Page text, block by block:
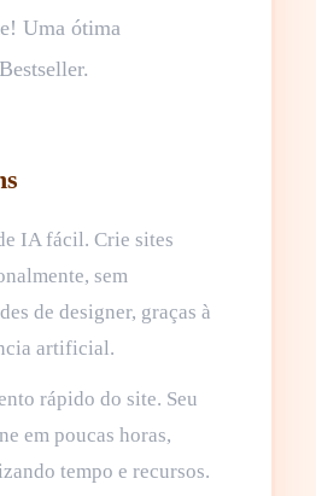
Uma ótima
IA fácil. Crie sites
sem
de designer, graças à
artificial.
rápido do site. Seu
em poucas horas,
tempo e recursos.